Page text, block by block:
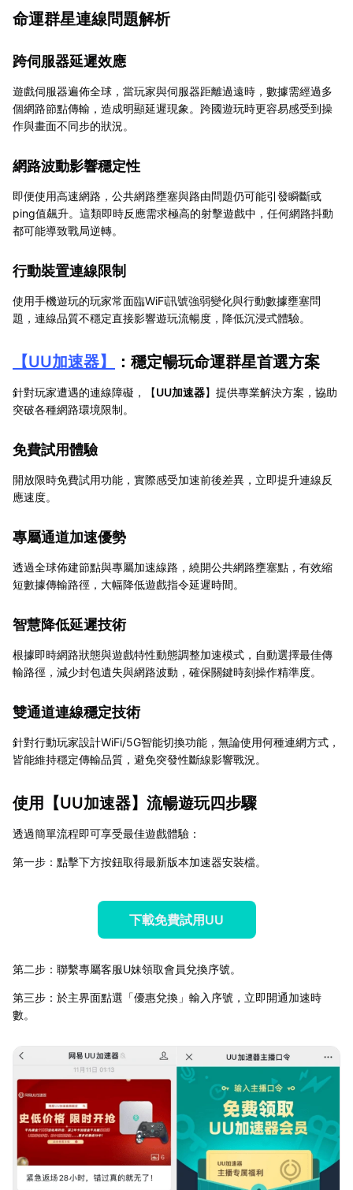
命運群星連線問題解析
跨伺服器延遲效應
遊戲伺服器遍佈全球，當玩家與伺服器距離過遠時，數據需經過多
個網路節點傳輸，造成明顯延遲現象。跨國遊玩時更容易感受到操
作與畫面不同步的狀況。
網路波動影響穩定性
即便使用高速網路，公共網路壅塞與路由問題仍可能引發瞬斷或
ping值飆升。這類即時反應需求極高的射擊遊戲中，任何網路抖動
都可能導致戰局逆轉。
行動裝置連線限制
使用手機遊玩的玩家常面臨WiFi訊號強弱變化與行動數據壅塞問
題，連線品質不穩定直接影響遊玩流暢度，降低沉浸式體驗。
【UU加速器】 ：穩定暢玩命運群星首選方案
針對玩家遭遇的連線障礙，【UU加速器】提供專業解決方案，協助
突破各種網路環境限制。
免費試用體驗
開放限時免費試用功能，實際感受加速前後差異，立即提升連線反
應速度。
專屬通道加速優勢
透過全球佈建節點與專屬加速線路，繞開公共網路壅塞點，有效縮
短數據傳輸路徑，大幅降低遊戲指令延遲時間。
智慧降低延遲技術
根據即時網路狀態與遊戲特性動態調整加速模式，自動選擇最佳傳
輸路徑，減少封包遺失與網路波動，確保關鍵時刻操作精準度。
雙通道連線穩定技術
針對行動玩家設計WiFi/5G智能切換功能，無論使用何種連網方式，
皆能維持穩定傳輸品質，避免突發性斷線影響戰況。
使用【UU加速器】流暢遊玩四步驟
透過簡單流程即可享受最佳遊戲體驗：
第一步：點擊下方按鈕取得最新版本加速器安裝檔。
下載免費試用UU
第二步：聯繫專屬客服U妹領取會員兌換序號。
第三步：於主界面點選「優惠兌換」輸入序號，立即開通加速時
數。